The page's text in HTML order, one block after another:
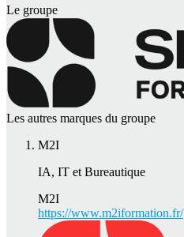
Le groupe
Les autres marques du groupe
M2I
IA, IT et Bureautique
M2I
https://www.m2iformation.fr/